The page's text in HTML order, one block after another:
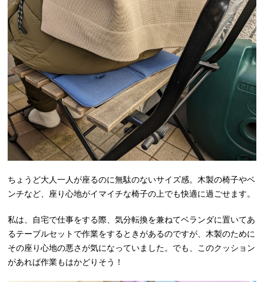
ちょうど大人一人が座るのに無駄のないサイズ感。木製の椅子やベ
ンチなど、座り心地がイマイチな椅子の上でも快適に過ごせます。
私は、自宅で仕事をする際、気分転換を兼ねてベランダに置いてあ
るテーブルセットで作業をするときがあるのですが、木製のために
その座り心地の悪さが気になっていました。でも、このクッション
があれば作業もはかどりそう！